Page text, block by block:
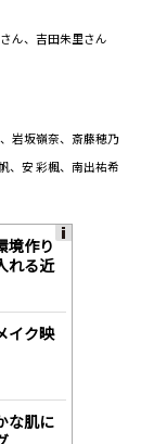
ん、吉田朱里さん
岩坂嶺奈、斎藤穂乃
、安 彩楓、南出祐希
境作り
れる近
イク映
な肌に